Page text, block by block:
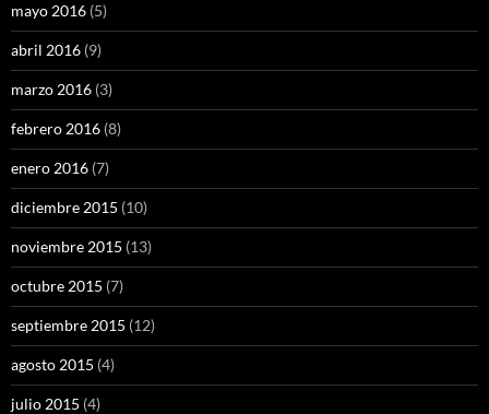
mayo 2016 (5)
abril 2016 (9)
marzo 2016 (3)
febrero 2016 (8)
enero 2016 (7)
diciembre 2015 (10)
noviembre 2015 (13)
octubre 2015 (7)
septiembre 2015 (12)
agosto 2015 (4)
julio 2015 (4)